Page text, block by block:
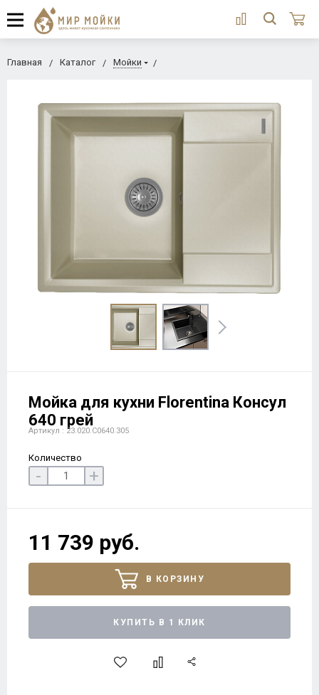
Главная Каталог Мойки
Мойка для кухни Florentina Консул
640 грей
Артикул : 23.020.C0640.305
Количество
- +
11 739 руб.
В КОРЗИНУ
КУПИТЬ В 1 КЛИК